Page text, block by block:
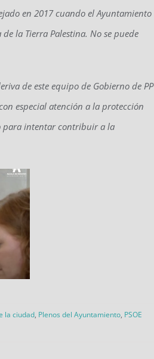
en 2017 cuando el Ayuntamiento
la Tierra Palestina. No se puede
de este equipo de Gobierno de PP
especial atención a la protección
para intentar contribuir a la
la ciudad, Plenos del Ayuntamiento, PSOE